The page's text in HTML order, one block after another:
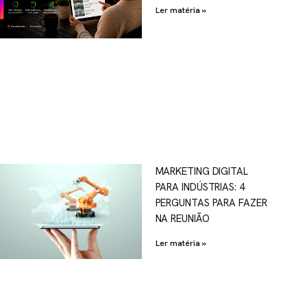
Ler matéria »
MARKETING DIGITAL
PARA INDÚSTRIAS: 4
PERGUNTAS PARA FAZER
NA REUNIÃO
Ler matéria »